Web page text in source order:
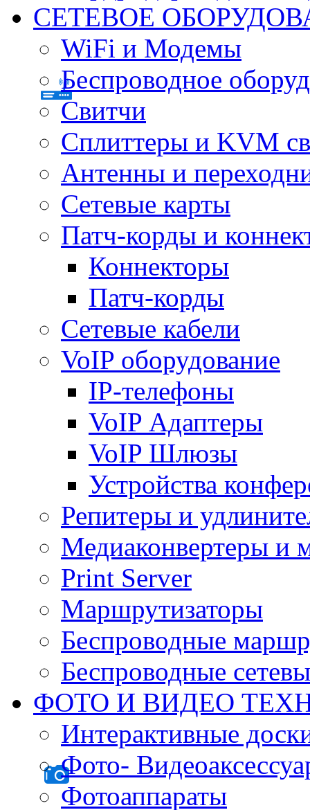
СЕТЕВОЕ
WiFi и Модемы
Беспроводное
Свитчи
Сплиттеры и KVM
Антенны и
Сетевые карты
Патч-корды и
Коннекторы
Патч-корды
Сетевые кабели
VoIP оборудование
IP-телефоны
VoIP Адаптеры
VoIP Шлюзы
Устройства
Репитеры и
Медиаконвертеры и
Print Server
Маршрутизаторы
Беспроводные
Беспроводные
ФОТО И ВИДЕО
Интерактивные
Фото-
Фотоаппараты